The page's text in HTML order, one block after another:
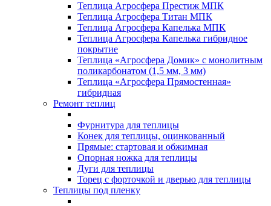
Теплица Агросфера Престиж МПК
Теплица Агросфера Титан МПК
Теплица Агросфера Капелька МПК
Теплица Агросфера Капелька гибридное
покрытие
Теплица «Агросфера Домик» с монолитным
поликарбонатом (1,5 мм, 3 мм)
Теплица «Агросфера Прямостенная»
гибридная
Ремонт теплиц
Фурнитура для теплицы
Конек для теплицы, оцинкованный
Прямые: стартовая и обжимная
Опорная ножка для теплицы
Дуги для теплицы
Торец с форточкой и дверью для теплицы
Теплицы под пленку